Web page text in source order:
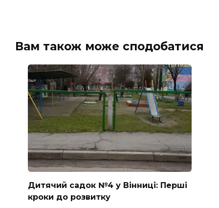
Вам також може сподобатися
Дитячий садок №4 у Вінниці: Перші
кроки до розвитку